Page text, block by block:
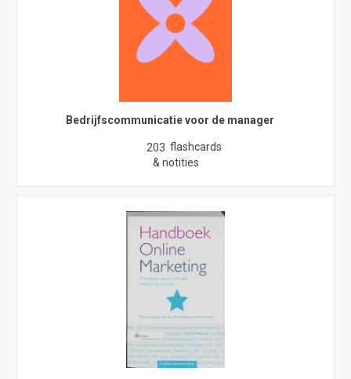
Bedrijfscommunicatie voor de manager
203 flashcards
& notities